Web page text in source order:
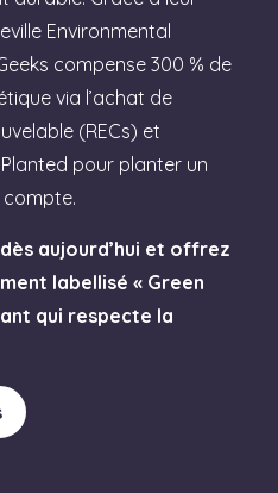
Environmental
compense 300 % de
via l’achat de
(RECs) et
pour planter un
aujourd’hui et offrez
labellisé « Green
qui respecte la